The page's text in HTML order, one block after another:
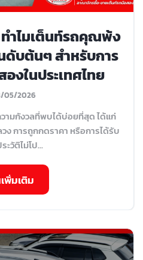
ำไมเต็นท์รถคุณพ้ง
ดับต้นๆ สำหรับการ
งในประเทศไทย
05/2026
ามกังวลที่พบได้บ่อยที่สุด ได้แก่
ง การถูกกดราคา หรือการได้รับ
ะวัติไม่โป...
พิ่มเติม